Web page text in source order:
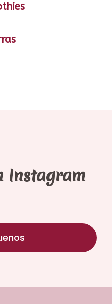
Instagram